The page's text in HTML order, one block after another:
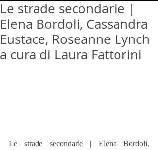
Le strade secondarie |
Elena Bordoli, Cassandra
Eustace, Roseanne Lynch
a cura di Laura Fattorini
Le strade secondarie | Elena Bordoli,